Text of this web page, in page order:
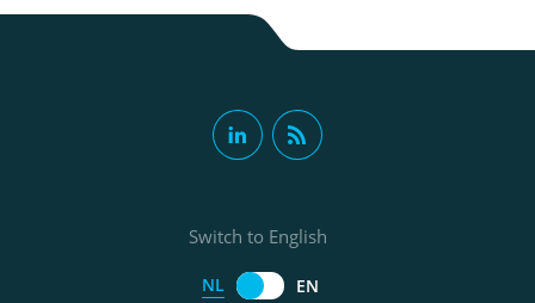
Switch to English
NL EN